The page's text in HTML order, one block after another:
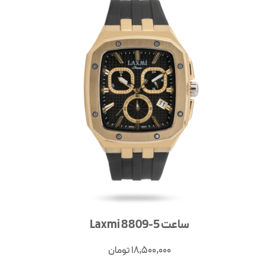
ساعت Laxmi 8809-5
18,500,000تومان